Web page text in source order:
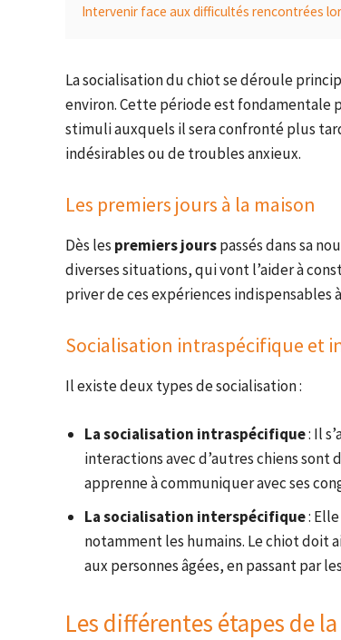
Intervenir face aux difficultés rencontrées
La socialisation du chiot se déroule
environ. Cette période est fondamentale
stimuli auxquels il sera confronté plus
indésirables ou de troubles anxieux.
Les premiers jours à la maison
Dès les premiers jourspassés dans sa
diverses situations, qui vont l’aider à
priver de ces expériences indispensables
Socialisation intraspécifique et
Il existe deux types de socialisation :
La socialisation intraspécifique: Il
interactions avec d’autres chiens
apprenne à communiquer avec ses
La socialisation interspécifique:
notamment les humains. Le chiot doit
aux personnes âgées, en passant par
Les différentes étapes de